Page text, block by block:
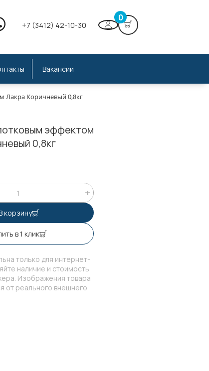
+7 (3412) 42-10-30
0
Вакансии
Лакра Коричневый 0,8кг
эффектом
0,8кг
корзину
в 1 клик
только для интернет-
наличие и стоимость
Изображения товара
от реального внешнего